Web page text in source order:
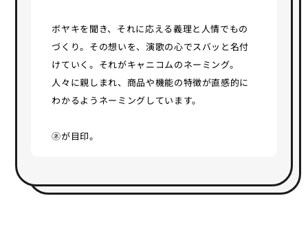
ボヤキを聞き、それに応える義理と人情でもの
づくり。その想いを、演歌の心でスバッと名付
けていく。それがキャニコムのネーミング。
人々に親しまれ、商品や機能の特徴が直感的に
わかるようネーミングしています。
㋧が目印。